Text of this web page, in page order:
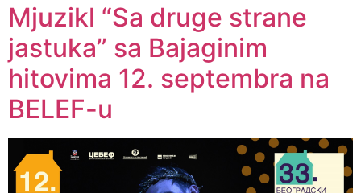
Mjuzikl “Sa druge strane
jastuka” sa Bajaginim
hitovima 12. septembra na
BELEF-u